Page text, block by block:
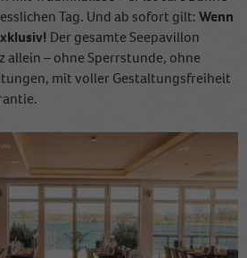
Tag. Und ab sofort gilt:Wenn
Der gesamte Seepavillon
allein – ohne Sperrstunde, ohne
mit voller Gestaltungsfreiheit